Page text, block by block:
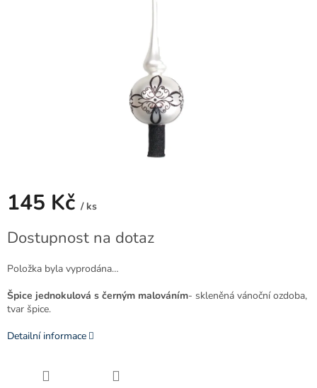
145 Kč / ks
cena:
Dostupnost na dotaz
Položka byla vyprodána…
Špice jednokulová s černým malováním- skleněná vánoční ozdoba,
tvar špice.
Detailní informace